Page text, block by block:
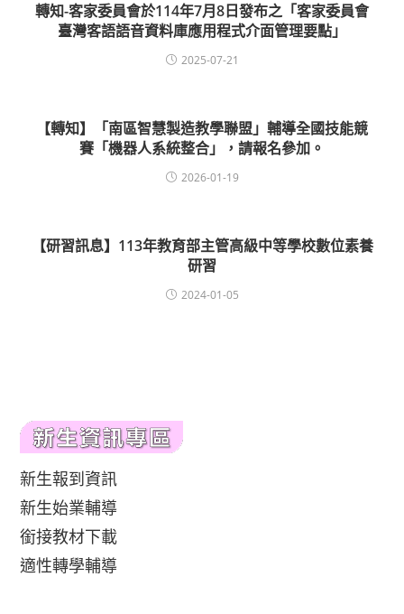
轉知-客家委員會於114年7月8日發布之「客家委員會
臺灣客語語音資料庫應用程式介面管理要點」
2025-07-21
【轉知】「南區智慧製造教學聯盟」輔導全國技能競
賽「機器人系統整合」，請報名參加。
2026-01-19
【研習訊息】113年教育部主管高級中等學校數位素養
研習
2024-01-05
新生報到資訊
新生始業輔導
銜接教材下載
適性轉學輔導